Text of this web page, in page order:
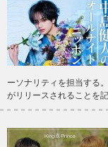
ーソナリティを担当する
がリリースされることを